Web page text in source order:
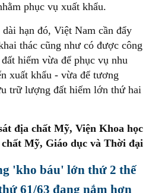
phục vụ xuất khẩu.
hạn đó, Việt Nam cần đẩy
thác cũng như có được công
hiếm vừa để phục vụ nhu
xuất khẩu - vừa để tương
trữ lượng đất hiếm lớn thứ hai
địa chất Mỹ, Viện Khoa học
Mỹ, Giáo dục và Thời đại
'kho báu' lớn thứ 2 thế
61/63 đang nắm hơn